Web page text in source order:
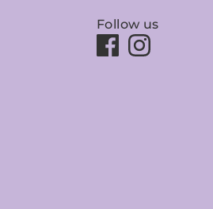
Follow us